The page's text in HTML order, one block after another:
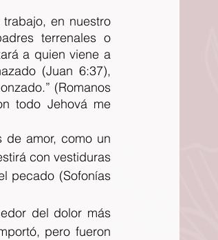
en nuestro
terrenales o
a quien viene a
(Juan 6:37),
(Romanos
todo Jehová me
amor, como un
con vestiduras
pecado (Sofonías
del dolor más
pero fueron